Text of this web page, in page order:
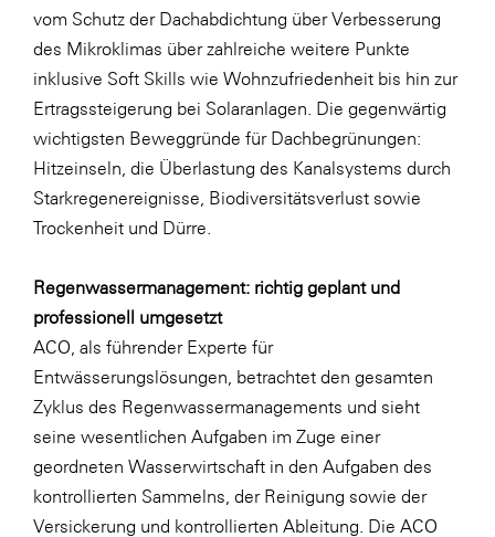
Verband Druck Medien Österreich
Wirtschaftskammer Salzburg
WKS Fachgruppe Fahrzeughandel und
Fahrzeugtechnik
WKS Fachgruppe Finanzdienstleister
WK UBIT
Zühlke
Media
vom Schutz der Dachabdichtung über Verbesserung
des Mikroklimas über zahlreiche weitere Punkte
inklusive Soft Skills wie Wohnzufriedenheit bis hin zur
Ertragssteigerung bei Solaranlagen. Die gegenwärtig
wichtigsten Beweggründe für Dachbegrünungen:
Hitzeinseln, die Überlastung des Kanalsystems durch
Starkregenereignisse, Biodiversitätsverlust sowie
Trockenheit und Dürre.
Regenwassermanagement: richtig geplant und
professionell umgesetzt
ACO, als führender Experte für
Entwässerungslösungen, betrachtet den gesamten
Zyklus des Regenwassermanagements und sieht
seine wesentlichen Aufgaben im Zuge einer
geordneten Wasserwirtschaft in den Aufgaben des
kontrollierten Sammelns, der Reinigung sowie der
Versickerung und kontrollierten Ableitung. Die ACO